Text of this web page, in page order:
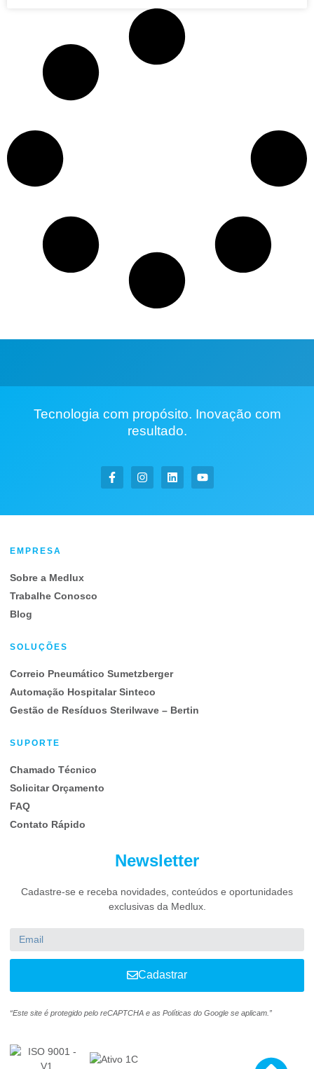
Tecnologia com propósito. Inovação com
resultado.
EMPRESA
Sobre a Medlux
Trabalhe Conosco
Blog
SOLUÇÕES
Correio Pneumático Sumetzberger
Automação Hospitalar Sinteco
Gestão de Resíduos Sterilwave – Bertin
SUPORTE
Chamado Técnico
Solicitar Orçamento
FAQ
Contato Rápido
Newsletter
Cadastre-se e receba novidades, conteúdos e oportunidades
exclusivas da Medlux.
Cadastrar
“Este site é protegido pelo reCAPTCHA e as Políticas do Google se aplicam.”